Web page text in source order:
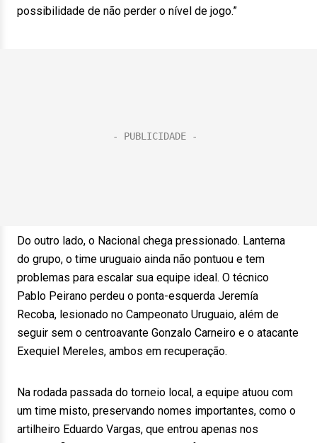
possibilidade de não perder o nível de jogo.”
Do outro lado, o Nacional chega pressionado. Lanterna
do grupo, o time uruguaio ainda não pontuou e tem
problemas para escalar sua equipe ideal. O técnico
Pablo Peirano perdeu o ponta-esquerda Jeremía
Recoba, lesionado no Campeonato Uruguaio, além de
seguir sem o centroavante Gonzalo Carneiro e o atacante
Exequiel Mereles, ambos em recuperação.
Na rodada passada do torneio local, a equipe atuou com
um time misto, preservando nomes importantes, como o
artilheiro Eduardo Vargas, que entrou apenas nos